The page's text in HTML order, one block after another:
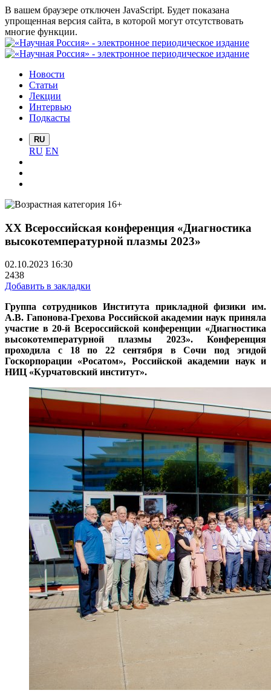
В вашем браузере отключен JavaScript. Будет показана
упрощенная версия сайта, в которой могут отсутствовать
многие функции.
Новости
Статьи
Лекции
Интервью
Подкасты
RU
RU EN
ХХ Всероссийская конференция «Диагностика
высокотемпературной плазмы 2023»
02.10.2023 16:30
2438
Добавить в закладки
Группа сотрудников Института прикладной физики им.
А.В. Гапонова-Грехова Российской академии наук приняла
участие в 20-й Всероссийской конференции «Диагностика
высокотемпературной плазмы 2023». Конференция
проходила с 18 по 22 сентября в Сочи под эгидой
Госкорпорации «Росатом», Российской академии наук и
НИЦ «Курчатовский институт».